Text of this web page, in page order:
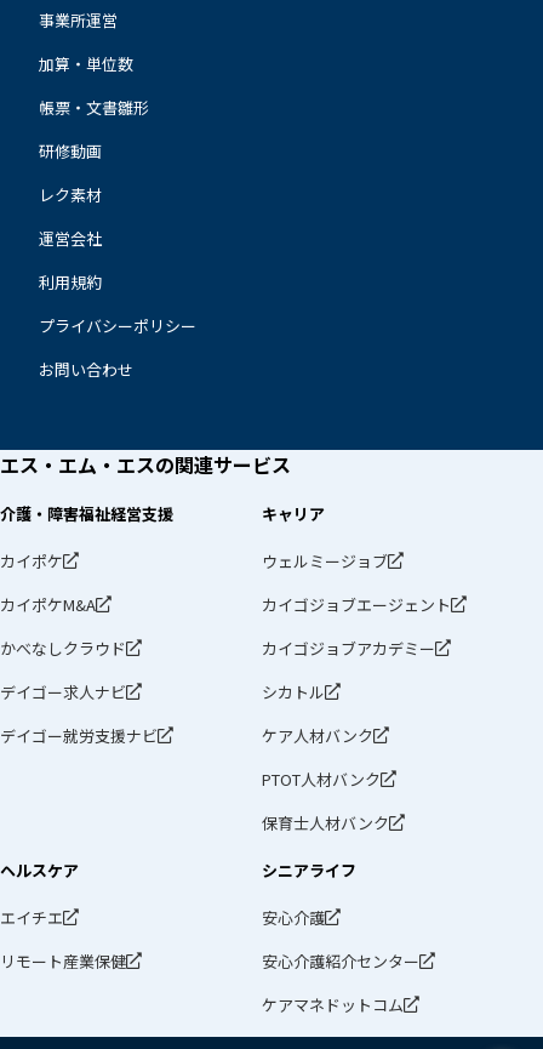
事業所運営
加算・単位数
帳票・文書雛形
研修動画
レク素材
運営会社
利用規約
プライバシーポリシー
お問い合わせ
エス・エム・エスの関連サービス
介護・障害福祉経営支援
カイポケ
カイポケM&A
かべなしクラウド
デイゴー求人ナビ
デイゴー就労支援ナビ
キャリア
ウェルミージョブ
カイゴジョブエージェント
カイゴジョブアカデミー
シカトル
ケア人材バンク
PTOT人材バンク
保育士人材バンク
ヘルスケア
エイチエ
リモート産業保健
シニアライフ
安心介護
安心介護紹介センター
ケアマネドットコム